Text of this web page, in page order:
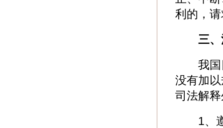
利的，
三
我国目
没有加
司法解
1、遵